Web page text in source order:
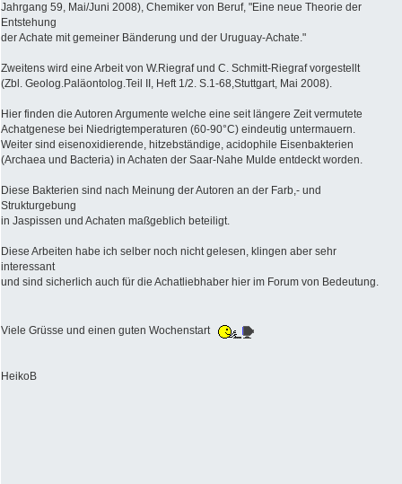
Jahrgang 59, Mai/Juni 2008), Chemiker von Beruf, "Eine neue Theorie der
Entstehung
der Achate mit gemeiner Bänderung und der Uruguay-Achate."
Zweitens wird eine Arbeit von W.Riegraf und C. Schmitt-Riegraf vorgestellt
(Zbl. Geolog.Paläontolog.Teil II, Heft 1/2. S.1-68,Stuttgart, Mai 2008).
Hier finden die Autoren Argumente welche eine seit längere Zeit vermutete
Achatgenese bei Niedrigtemperaturen (60-90°C) eindeutig untermauern.
Weiter sind eisenoxidierende, hitzebständige, acidophile Eisenbakterien
(Archaea und Bacteria) in Achaten der Saar-Nahe Mulde entdeckt worden.
Diese Bakterien sind nach Meinung der Autoren an der Farb,- und
Strukturgebung
in Jaspissen und Achaten maßgeblich beteiligt.
Diese Arbeiten habe ich selber noch nicht gelesen, klingen aber sehr
interessant
und sind sicherlich auch für die Achatliebhaber hier im Forum von Bedeutung.
Viele Grüsse und einen guten Wochenstart
HeikoB